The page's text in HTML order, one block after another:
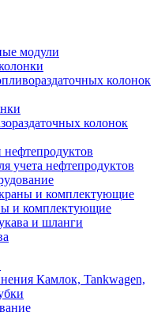
модули
колонок
колонок
учета нефтепродуктов
и комплектующие
и комплектующие
и шланги
Камлок, Tankwagen,